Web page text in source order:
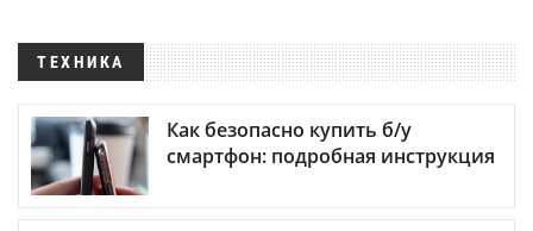
ТЕХНИКА
Как безопасно купить б/у
смартфон: подробная инструкция